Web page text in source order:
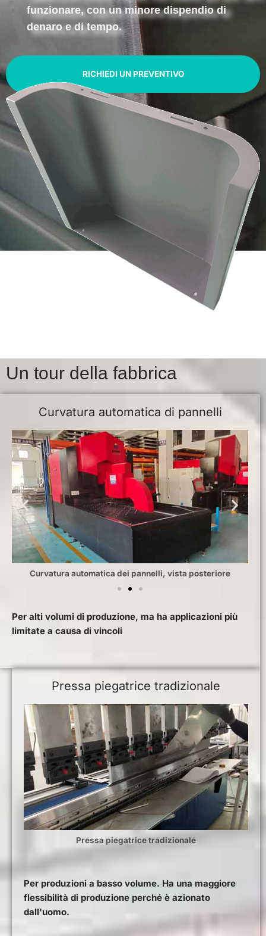
funzionare, con un minore dispendio di
denaro e di tempo.
RICHIEDI UN PREVENTIVO
Un tour della fabbrica
Curvatura automatica di pannelli
Curvatura automatica dei pannelli, vista posteriore
Per alti volumi di produzione, ma ha applicazioni più
limitate a causa di vincoli
Pressa piegatrice tradizionale
Pressa piegatrice tradizionale
Per produzioni a basso volume. Ha una maggiore
flessibilità di produzione perché è azionato
dall'uomo.